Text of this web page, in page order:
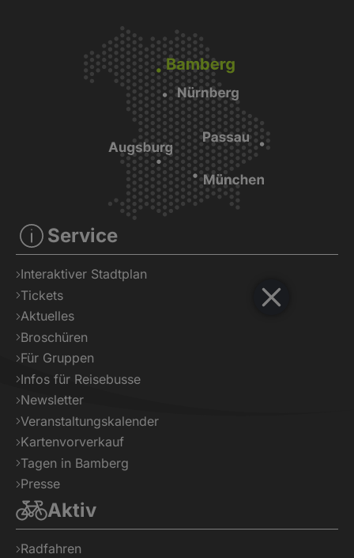
Service
Interaktiver Stadtplan
Tickets
Aktuelles
Broschüren
Für Gruppen
Infos für Reisebusse
Newsletter
Veranstaltungskalender
Kartenvorverkauf
Tagen in Bamberg
Presse
Aktiv
Radfahren